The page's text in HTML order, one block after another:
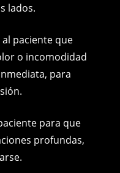
lados.
paciente que
o incomodidad
para
para que
profundas,